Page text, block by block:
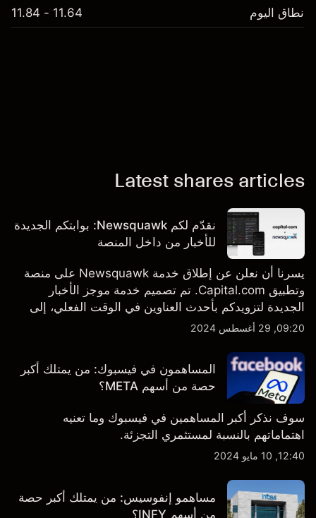
نطاق اليوم 11.64 - 11.84
Latest shares articles
نقدّم لكم Newsquawk: بوابتكم الجديدة
للأخبار من داخل المنصة
يسرنا أن نعلن عن إطلاق خدمة Newsquawk على منصة
وتطبيق Capital.com. تم تصميم خدمة موجز الأخبار
الجديدة لتزويدكم بأحدث العناوين في الوقت الفعلي، إلى
جانب قصص إخبارية مخصصة وتقارير تحليلية متعمقة - وكل
بالضبط.
09:20, 29 أغسطس 2024
المساهمون في فيسبوك: من يمتلك أكبر
حصة من أسهم META؟
سوف نذكر أكبر المساهمين في فيسبوك وما تعنيه
اهتماماتهم بالنسبة لمستثمري التجزئة.
12:40, 10 مايو 2024
مساهمو إنفوسيس: من يمتلك أكبر حصة
من أسهم INFY؟